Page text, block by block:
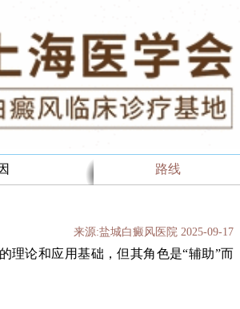
路线
来源:盐城白癜风医院 2025-09-17
论和应用基础，但其角色是“辅助”而